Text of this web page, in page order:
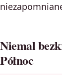
Niemal
Północ